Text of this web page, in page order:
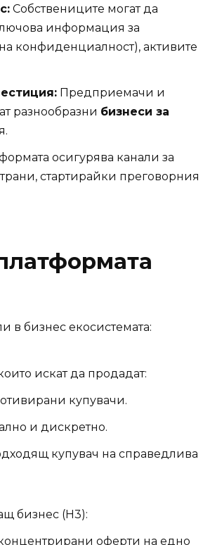
Собствениците могат да
информация за
конфиденциалност), активите
Предприемачи и
разнообразни бизнеси за
осигурява канали за
стартирайки преговорния
в бизнес екосистемата:
искат да продадат:
купувачи.
и дискретно.
купувач на справедлива
бизнес (H3):
оферти на едно